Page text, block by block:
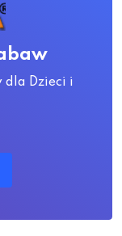
dla Dzieci i